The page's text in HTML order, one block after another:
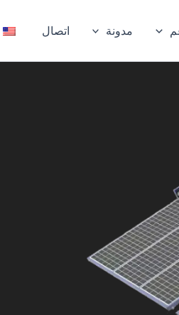
مدونة اتصال